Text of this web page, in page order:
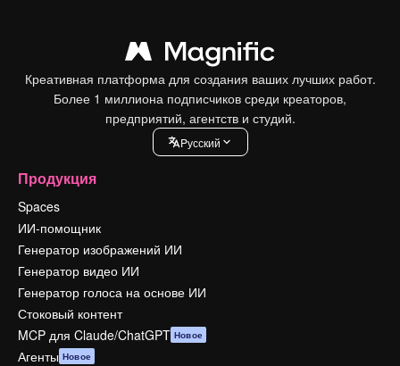
Креативная платформа для создания ваших лучших работ.
Более 1 миллиона подписчиков среди креаторов,
предприятий, агентств и студий.
Pусский
Продукция
Spaces
ИИ-помощник
Генератор изображений ИИ
Генератор видео ИИ
Генератор голоса на основе ИИ
Стоковый контент
MCP для Claude/ChatGPT Новое
Агенты Новое